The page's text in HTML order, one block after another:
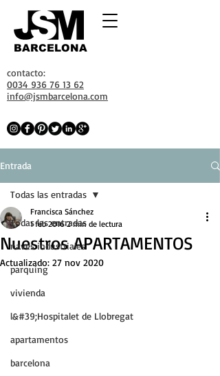
BARCELONA
contacto:
0034 936 76 13 62
info@jsmbarcelona.com
Entrada
Todas las entradas
naves industriales
parquing
vivienda
l&#39;Hospitalet de Llobregat
apartamentos
barcelona
Todas las entradas
Nuestros APARTAMENTOS
Francisca Sánchez
1 feb 2016 2 min de lectura
Actualizado: 27 nov 2020